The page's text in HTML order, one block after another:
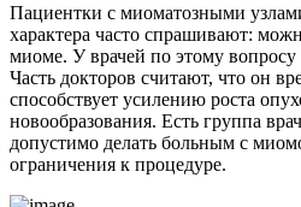
Пациентки с миоматозными
характера часто спрашивают:
миоме. У врачей по этому
Часть докторов считают, что он
способствует усилению роста
новообразования. Есть группа
допустимо делать больным с
ограничения к процедуре.